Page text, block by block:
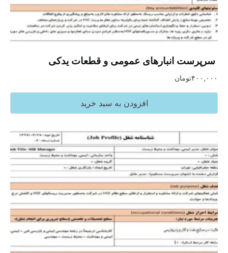
‏ سرپرست انبارهای عمومی و قطعات یدکی
۴۰۰,۰۰۰تومان
افزودن به سبد خرید